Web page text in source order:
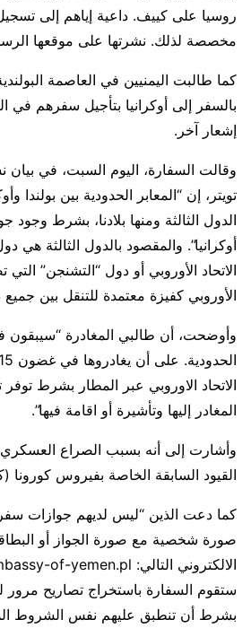
روسيا على كييف. داعية إياهم إلى
مخصصة لذلك. نشرتها على موقعها
كما طالبت اليمنيين في العاصمة
بالسفر إلى أوكرانيا بتأجيل سفرهم في
إشعار آخر.
وقالت السفارة، اليوم السبت، في
تويتر، إن “المعابر الحدودية بين بولندا
الدول الثالثة ومنها بلادنا، بشرط
أوكرانيا”. والمقصود بالدول الثالثة هي
الاتحاد الأوروبي أو دول “التشنجن” التي
الأوروبي كفيزة معتمدة للتنقل بين جميع
وأوضحت، أن طالبي المغادرة “سيبقون
الاتحاد الاوروبي عبر المطار بشرط
المغادر إليها وتأشيرة أو اقامة فيها”.
وأشارت إلى أنه بسبب الصراع العسكري
القيود السابقة الخاصة بفيروس كورونا
كما دعت الذين “ليس لديهم جوازات
صورة شخصية مع صورة الجواز أو
ستقوم السفارة باستخراج تصاريح مرور
بشرط أن تنطبق عليهم نفس الشروط